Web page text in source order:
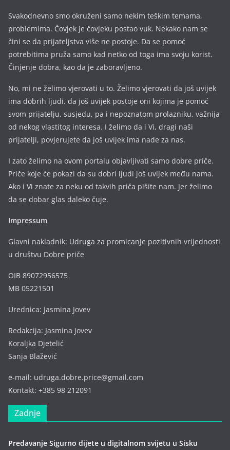
Svakodnevno smo okruženi samo nekim teškim temama,
problemima. Čovjek je čovjeku postao vuk. Nekako nam se
čini se da prijateljstva više ne postoje. Da se pomoć
potrebitima pruža samo kad netko od toga ima svoju korist.
Činjenje dobra, kao da je zaboravljeno.
No, mi ne želimo vjerovati u to. Želimo vjerovati da još uvijek
ima dobrih ljudi. da još uvijek postoje oni kojima je pomoć
svom prijatelju, susjedu, pa i nepoznatom prolazniku, važnija
od nekog vlastitog interesa. I želimo da i Vi, dragi naši
prijatelji, povjerujete da još uvijek ima nade za nas.
I zato želimo na ovom portalu objavljivati samo dobre priče.
Priče koje će pokazi da su dobri ljudi još uvijek među nama.
Ako i Vi znate za neku od takvih priča pišite nam. Jer želimo
da se dobar glas daleko čuje.
Impressum
Glavni nakladnik: Udruga za promicanje pozitivnih vrijednosti
u društvu Dobre priče
OIB 89072956575
MB 05221501
Urednica: Jasmina Jovev
Redakcija: Jasmina Jovev
Koraljka Djetelić
Sanja Blažević
e-mail: udruga.dobre.price@gmail.com
Kontakt: +385 98 212091
Zadnje
Predavanje Sigurno dijete u digitalnom svijetu u Sisku